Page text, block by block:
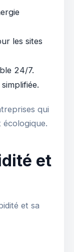
les sites
24/7.
qui
et
et sa